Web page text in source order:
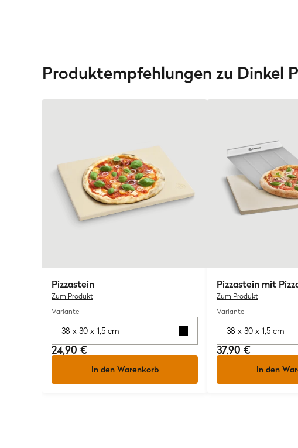
Produktempfehlungen zu Dinkel
Pizzastein
Zum Produkt
Variante
38 x 30 x 1,5 cm
24,90 €
In den Warenkorb
Pizzastein mit
Zum Produkt
Variante
38 x 30 x 1,5 cm
37,90 €
In den